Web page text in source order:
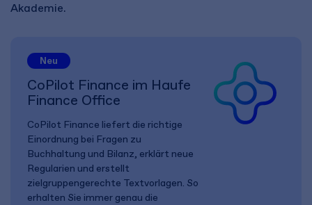
Akademie.
Neu
CoPilot Finance im Haufe
Finance Office
CoPilot Finance liefert die richtige
Einordnung bei Fragen zu
Buchhaltung und Bilanz, erklärt neue
Regularien und erstellt
zielgruppengerechte Textvorlagen. So
erhalten Sie immer genau die